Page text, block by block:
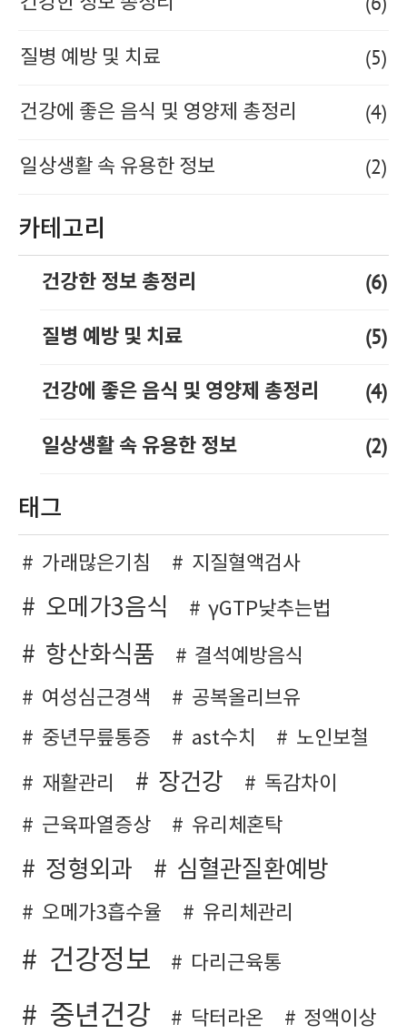
질병 예방 및 치료 (5)
건강에 좋은 음식 및 영양제 총정리 (4)
일상생활 속 유용한 정보 (2)
카테고리
건강한 정보 총정리 (6)
질병 예방 및 치료 (5)
건강에 좋은 음식 및 영양제 총정리 (4)
일상생활 속 유용한 정보 (2)
태그
가래많은기침 지질혈액검사
오메가3음식 γGTP낮추는법
항산화식품
결석예방음식
여성심근경색
공복올리브유
중년무릎통증
ast수치
노인보철
재활관리
장건강
독감차이
근육파열증상
유리체혼탁
정형외과 심혈관질환예방
오메가3흡수율 유리체관리
건강정보 다리근육통
중년건강 닥터라온 정액이상